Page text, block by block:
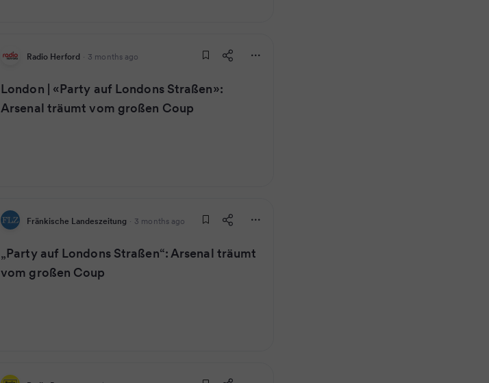
Radio Herford · 3 months ago
London | «Party auf Londons Straßen»:
Arsenal träumt vom großen Coup
Fränkische Landeszeitung · 3 months ago
„Party auf Londons Straßen“: Arsenal träumt
vom großen Coup